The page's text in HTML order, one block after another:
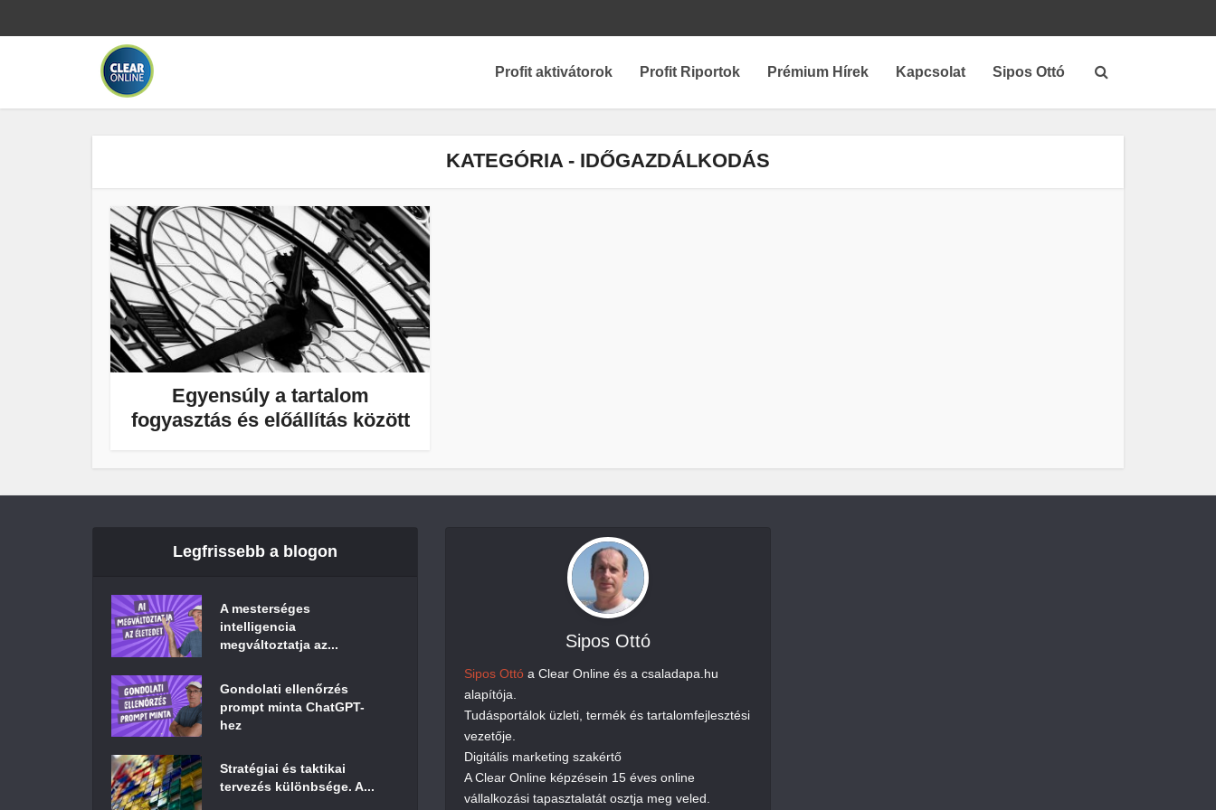
Profit aktivátorok Profit Riportok Prémium Hírek Kapcsolat Sipos Ottó
KATEGÓRIA - IDŐGAZDÁLKODÁS
Egyensúly a tartalom
fogyasztás és előállítás között
Legfrissebb a blogon
A mesterséges
intelligencia
megváltoztatja az...
Gondolati ellenőrzés
prompt minta ChatGPT-
hez
Stratégiai és taktikai
tervezés különbsége. A...
Sipos Ottó
Sipos Ottóa Clear Online és a csaladapa.hu
alapítója.
Tudásportálok üzleti, termék és tartalomfejlesztési
vezetője.
Digitális marketing szakértő
A Clear Online képzésein 15 éves online
vállalkozási tapasztalatát osztja meg veled.